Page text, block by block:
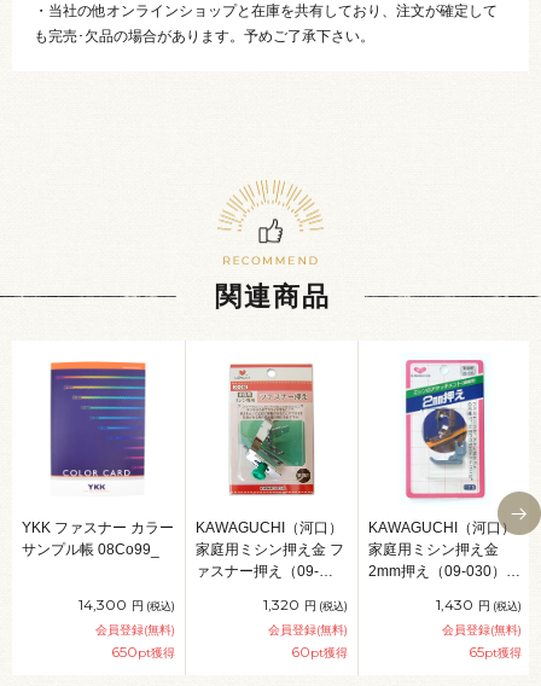
・当社の他オンラインショップと在庫を共有しており、注文が確定して
も完売･欠品の場合があります。予めご了承下さい。
関連商品
YKK ファスナー カラー
サンプル帳 08Co99_
14,300 円 (税込)
会員登録(無料)
650pt獲得
KAWAGUCHI（河口）
家庭用ミシン押え金 フ
ァスナー押え（09-
1,320 円 (税込)
会員登録(無料)
60pt獲得
KAWAGUCHI（河口）
家庭用ミシン押え金
2mm押え（09-030）
1,430 円 (税込)
会員登録(無料)
65pt獲得